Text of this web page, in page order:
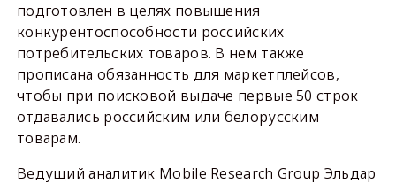
подготовлен в целях повышения
конкурентоспособности российских
потребительских товаров. В нем также
прописана обязанность для маркетплейсов,
чтобы при поисковой выдаче первые 50 строк
отдавались российским или белорусским
товарам.
Ведущий аналитик Mobile Research Group Эльдар